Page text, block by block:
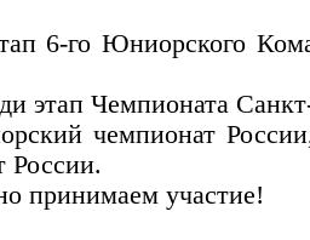
6-го Юниорского
этап Чемпионата
чемпионат
России.
принимаем участие!